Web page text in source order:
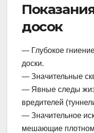
досок
— Глубокое
доски.
— Значительные
— Явные следы
вредителей
— Значительное
мешающие